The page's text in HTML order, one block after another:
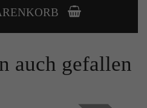
auch gefallen